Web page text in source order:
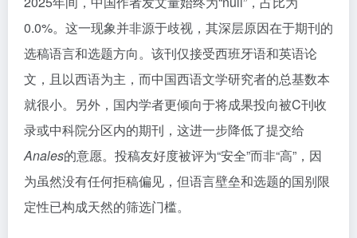
0.0%。这一现象并非源于歧视，其深层原因在于期刊的
选稿语言和选题方向。该刊仅接受西班牙语和英语论
文，且以西语为主，而中国西语文学研究者的总基数本
就很小。另外，国内学者更倾向于将成果投向被C刊收
录或中科院分区内的期刊，这进一步降低了提交给
Anales的意愿。投稿友好度被评为“安全”而非“高”，因
为虽然没有任何拒稿偏见，但语言壁垒和选题的国别限
定性已构成天然的筛选门槛。